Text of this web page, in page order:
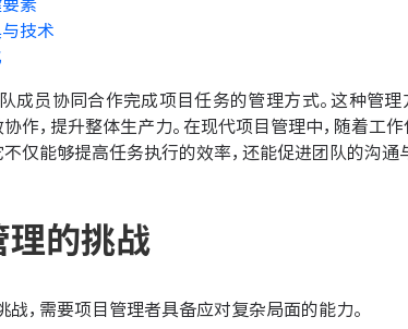
素
技术
成员协同合作完成项目任务的管理方式。这种管
作，提升整体生产力。在现代项目管理中，随着工
仅能够提高任务执行的效率，还能促进团队的沟通
理的挑战
，需要项目管理者具备应对复杂局面的能力。